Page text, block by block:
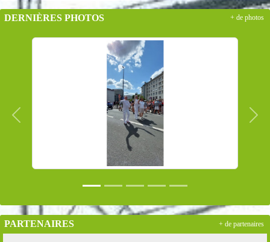
DERNIÈRES PHOTOS
Précedent
+ de photos
PARTENAIRES + de partenaires